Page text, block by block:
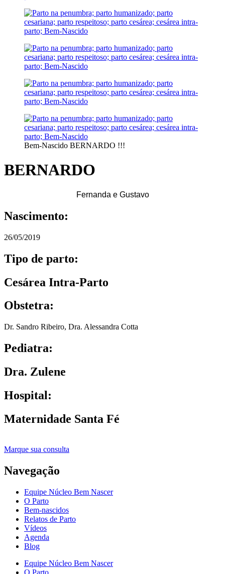
Bem-Nascido BERNARDO !!!
BERNARDO
Fernanda e Gustavo
Nascimento:
26/05/2019
Tipo de parto:
Cesárea Intra-Parto
Obstetra:
Dr. Sandro Ribeiro, Dra. Alessandra Cotta
Pediatra:
Dra. Zulene
Hospital:
Maternidade Santa Fé
Marque sua consulta
Navegação
Equipe Núcleo Bem Nascer
O Parto
Bem-nascidos
Relatos de Parto
Vídeos
Agenda
Blog
Equipe Núcleo Bem Nascer
O Parto